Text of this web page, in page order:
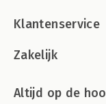
3A Uitgelicht, CTG 618
4B De pasgeborene
Zorgthema 18
Klantenservice
Zakelijk
Altijd op de